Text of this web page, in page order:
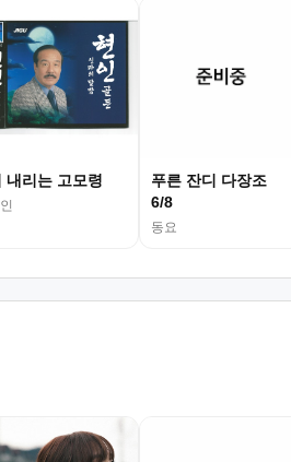
내리는 고모령
푸른 잔디 다장조
6/8
동요